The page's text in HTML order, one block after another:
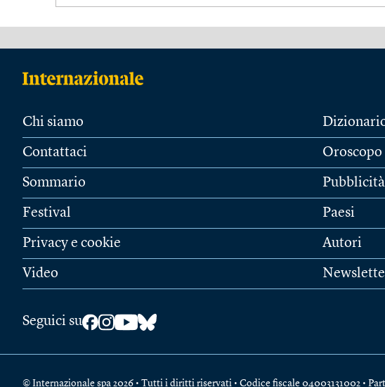
Chi siamo
Contattaci
Sommario
Festival
Privacy e cookie
Video
Oroscopo
Pubblicità
Paesi
Autori
Seguici su
© Internazionale spa 2026 • Tutti i diritti riservati • Codice fiscale 04003131002 •